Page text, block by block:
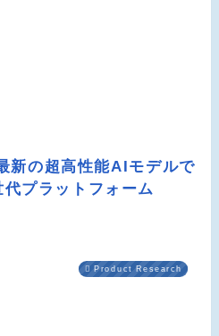
の超高性能AIモデルで
プラットフォーム
Product Research